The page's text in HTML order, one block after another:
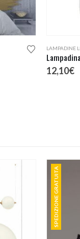
LAMPADINE
12,10€
SPEDIZIONE GRATUITA